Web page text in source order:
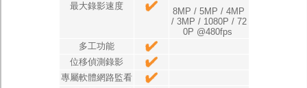
最大錄影速度
8MP / 5MP / 4MP
/ 3MP / 1080P / 72
0P @480fps
多工功能
位移偵測錄影
專屬軟體網路監看